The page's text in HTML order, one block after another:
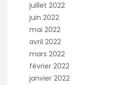
juillet 2022
juin 2022
mai 2022
avril 2022
mars 2022
février 2022
janvier 2022